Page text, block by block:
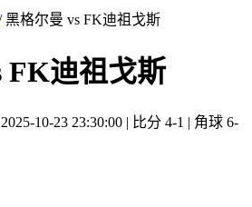
黑格尔曼 vs FK迪祖戈斯
FK迪祖戈斯
10-23 23:30:00 | 比分 4-1 | 角球 6-